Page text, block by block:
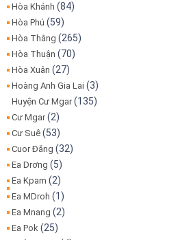
Hòa Khánh (84)
Hòa Phú (59)
Hòa Thắng (265)
Hòa Thuận (70)
Hòa Xuân (27)
Hoàng Anh Gia Lai (3)
Huyện Cư Mgar(135)
Cư Mgar(2)
Cư Suê (53)
Cuor Đăng (32)
Ea Drơng (5)
Ea Kpam (2)
Ea MDroh (1)
Ea Mnang (2)
Ea Pok (25)